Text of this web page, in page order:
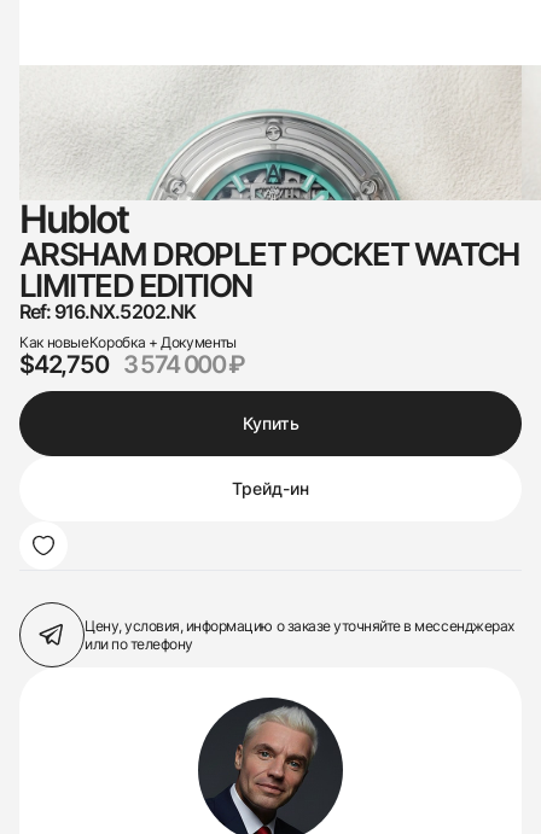
Hublot
ARSHAM DROPLET POCKET WATCH
LIMITED EDITION
Ref: 916.NX.5202.NK
Как новыеКоробка + Документы
$42,750 3 574 000 ₽
Купить
Трейд-ин
Цену, условия, информацию о заказеуточняйте в мессенджерах
или по телефону